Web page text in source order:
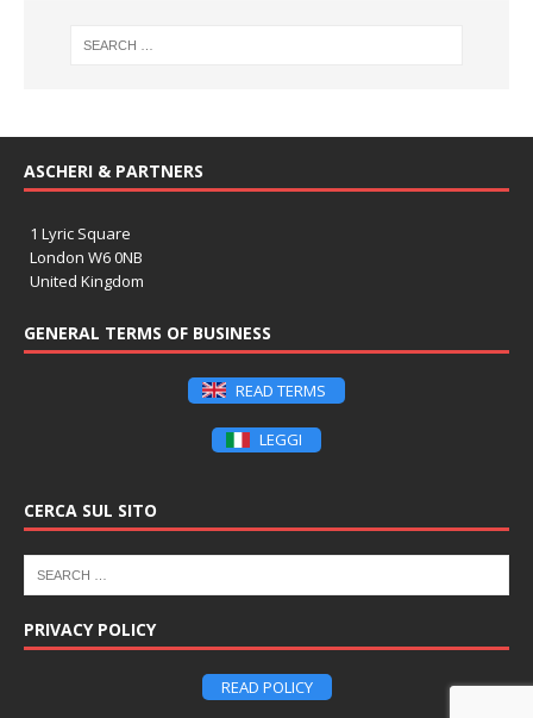
ASCHERI & PARTNERS
1 Lyric Square
London W6 0NB
United Kingdom
GENERAL TERMS OF BUSINESS
READ TERMS
LEGGI
CERCA SUL SITO
PRIVACY POLICY
READ POLICY